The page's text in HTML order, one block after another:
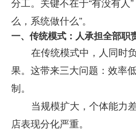
微信商城
广告信发
小鸟探店
AI识别检测
掌上学院
智慧门店
服装行业
餐饮行业
快消行业
连锁药店
家居行业
下载
公司新闻
行业干货
产品问答
服务支持 New
开发者中心
开放平台
联系我们
公司简介
企业文化
联系方式
么，系统做什么”。
一、传统模式：人承担全部职
在传统模式中，人同时
果。这带来三大问题：效率
制。
当规模扩大，个体能力
店表现分化严重。